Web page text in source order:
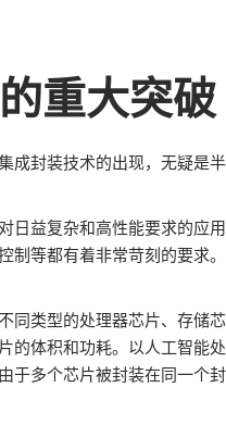
重大突破
成封装技术的出现，无疑是
日益复杂和高性能要求的应
制等都有着非常苛刻的要求
类型的处理器芯片、存储芯
的体积和功耗。以人工智能
于多个芯片被封装在同一个